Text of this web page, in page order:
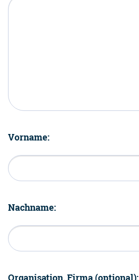
Vorname:
Nachname: